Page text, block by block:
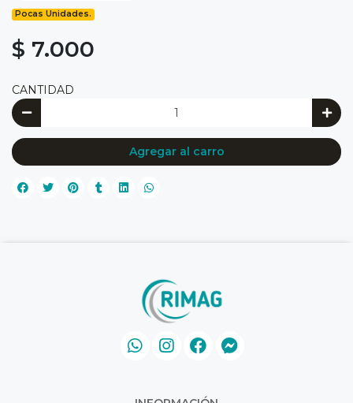
Pocas Unidades.
$ 7.000
CANTIDAD
Agregar al carro